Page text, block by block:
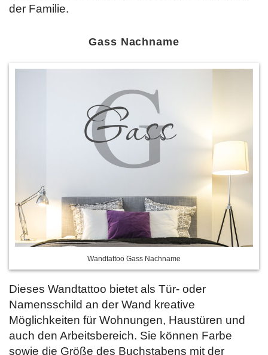
der Familie.
Gass Nachname
Wandtattoo Gass Nachname
Dieses Wandtattoo bietet als Tür- oder
Namensschild an der Wand kreative
Möglichkeiten für Wohnungen, Haustüren und
auch den Arbeitsbereich. Sie können Farbe
sowie die Größe des Buchstabens mit der